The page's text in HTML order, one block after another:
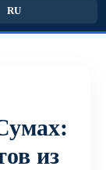
RU
из